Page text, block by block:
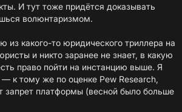
И тут тоже придётся доказывать
волюнтаризмом.
из какого-то юридического триллера на
и никто заранее не знает, в какую
право пойти на инстанцию выше. Я
к тому же по оценке Pew Research,
запрет платформы (весной было больше